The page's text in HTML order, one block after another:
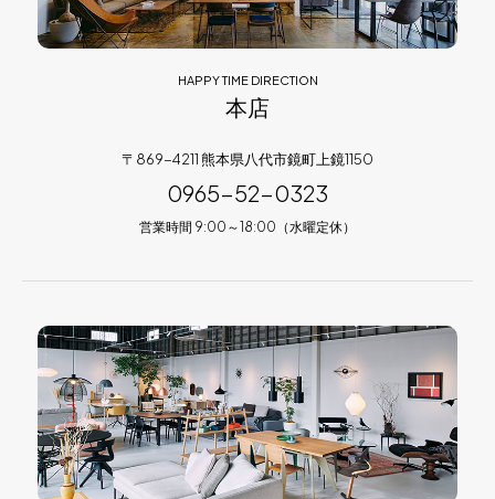
HAPPY TIME DIRECTION
本店
〒869-4211 熊本県八代市鏡町上鏡1150
0965-52-0323
営業時間 9:00～18:00（水曜定休）